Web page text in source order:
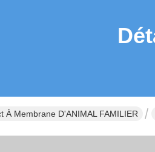
À Membrane D'ANIMAL FAMILIER